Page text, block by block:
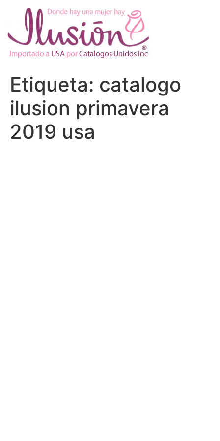
contenido
Etiqueta: catalogo
ilusion primavera
2019 usa